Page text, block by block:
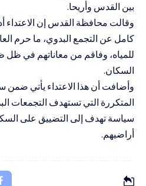
بين القدس وأريحا.
وقالت محافظة القدس إن الاعتداء
كامل عن التجمع البدوي، ما حرم
للمياه، وفاقم من معاناتهم في
السكان.
وأضافت أن هذا الاعتداء يأتي ضمن
المتكررة التي تستهدف التجمعات
سياسة تهدف إلى التضييق على
أراضيهم.